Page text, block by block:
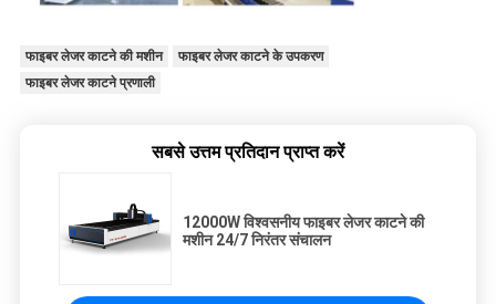
फाइबर लेजर काटने की मशीन
फाइबर लेजर काटने के उपकरण
फाइबर लेजर काटने प्रणाली
सबसे उत्तम प्रतिदान प्राप्त करें
12000W विश्वसनीय फाइबर लेजर काटने की
मशीन 24/7 निरंतर संचालन